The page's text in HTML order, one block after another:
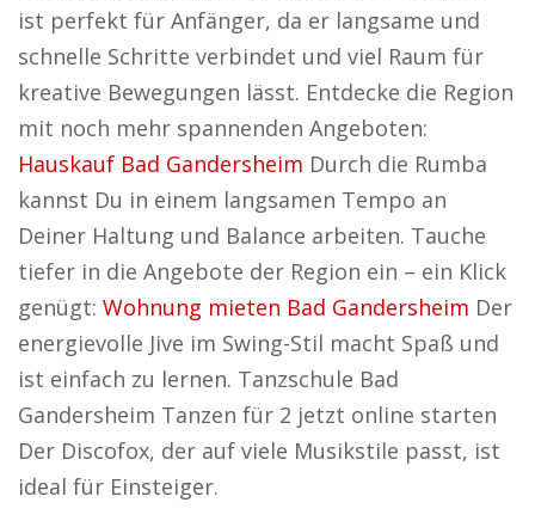
ist perfekt für Anfänger, da er langsame und
schnelle Schritte verbindet und viel Raum für
kreative Bewegungen lässt. Entdecke die Region
mit noch mehr spannenden Angeboten:
Hauskauf Bad Gandersheim Durch die Rumba
kannst Du in einem langsamen Tempo an
Deiner Haltung und Balance arbeiten. Tauche
tiefer in die Angebote der Region ein – ein Klick
genügt: Wohnung mieten Bad Gandersheim Der
energievolle Jive im Swing-Stil macht Spaß und
ist einfach zu lernen. Tanzschule Bad
Gandersheim Tanzen für 2 jetzt online starten
Der Discofox, der auf viele Musikstile passt, ist
ideal für Einsteiger.